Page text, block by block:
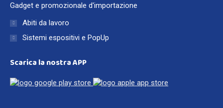
Gadget e promozionale d'importazione
Abiti da lavoro
Sistemi espositivi e PopUp
Scarica la nostra APP